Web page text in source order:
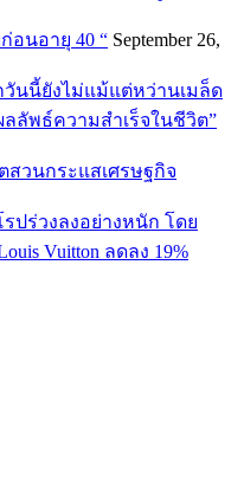
อนอายุ 40 “ September 26,
วันนี้ยังไม่แม้แต่หว่านเมล็ด
ลัพธ์ความสำเร็จในชีวิต”
สวนกระแสเศรษฐกิจ
ปร่วงลงอย่างหนัก โดย
Vuitton ลดลง 19%